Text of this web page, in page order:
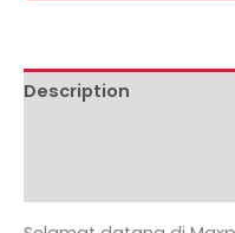
Description